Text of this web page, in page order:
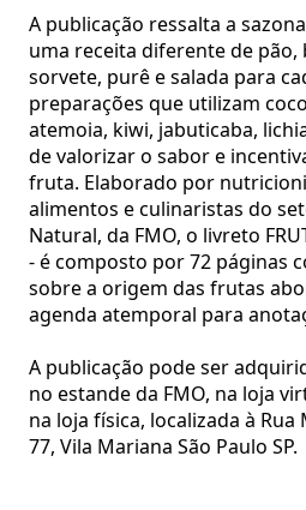
A publicação ressalta a
uma receita diferente de pão,
sorvete, purê e salada para
preparações que utilizam
atemoia, kiwi, jabuticaba,
de valorizar o sabor e
fruta. Elaborado por
alimentos e culinaristas do
Natural, da FMO, o livreto
- é composto por 72 páginas
sobre a origem das frutas
agenda atemporal para
A publicação pode ser
no estande da FMO, na loja
na loja física, localizada à
77, Vila Mariana São Paulo SP.